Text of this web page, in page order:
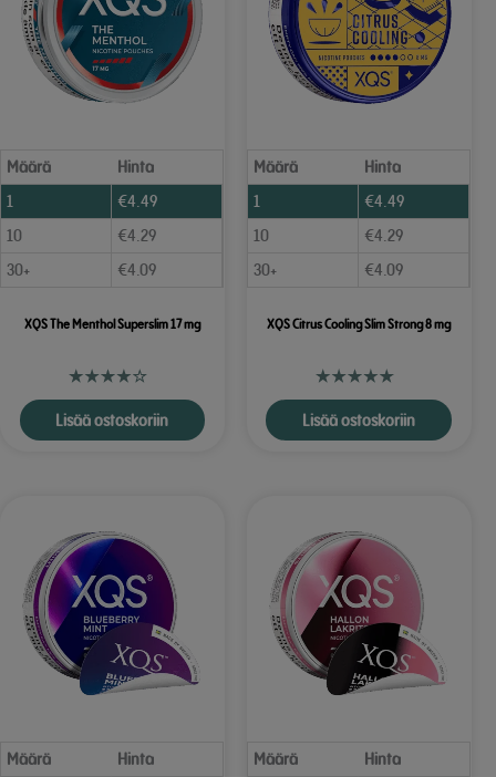
Määrä
Hinta
1
€4.49
10
€4.29
30+
€4.09
XQS The Menthol Superslim 17 mg
Lisää ostoskoriin
Määrä
Hinta
1
€4.49
10
€4.29
30+
€4.09
XQS Citrus Cooling Slim Strong 8 mg
Lisää ostoskoriin
Määrä
Hinta
Määrä
Hinta